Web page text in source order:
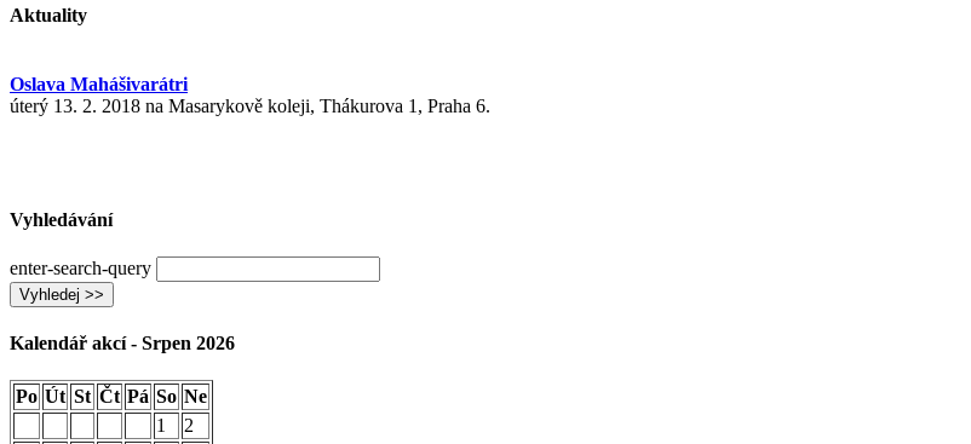
Aktuality
Oslava Mahášivarátri
úterý 13. 2. 2018 na Masarykově koleji, Thákurova 1, Praha 6.
Vyhledávání
enter-search-query
Vyhledej >>
Kalendář akcí - Srpen 2026
Po Út St Čt Pá So Ne
1
2